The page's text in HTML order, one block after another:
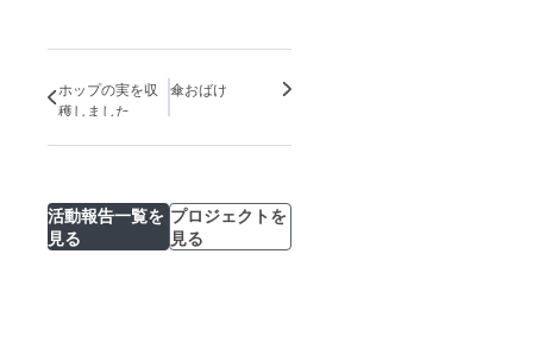
ホップの実を収
穫しました
傘おばけ
活動報告一覧を
見る
プロジェクトを
見る